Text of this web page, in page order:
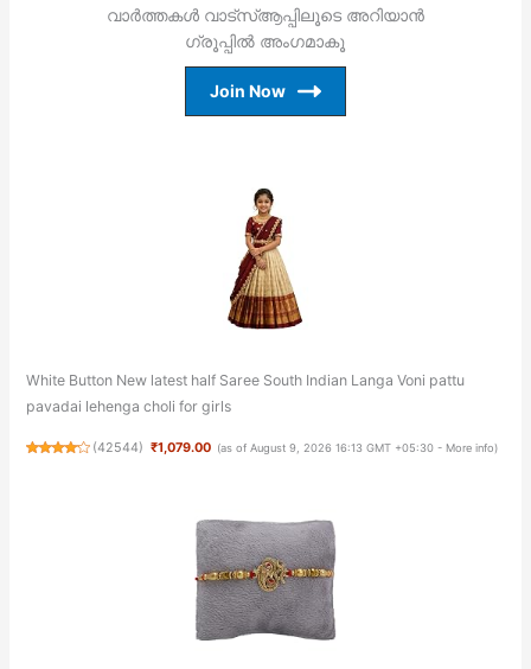
വാര്‍ത്തകള്‍ വാട്‌സ്ആപ്പിലൂടെ അറിയാന്‍
ഗ്രൂപ്പില്‍ അംഗമാകൂ
Join Now
White Button New latest half Saree South Indian Langa Voni pattu
pavadai lehenga choli for girls
(42544) ₹1,079.00 (as of August 9, 2026 16:13 GMT +05:30 - More info)